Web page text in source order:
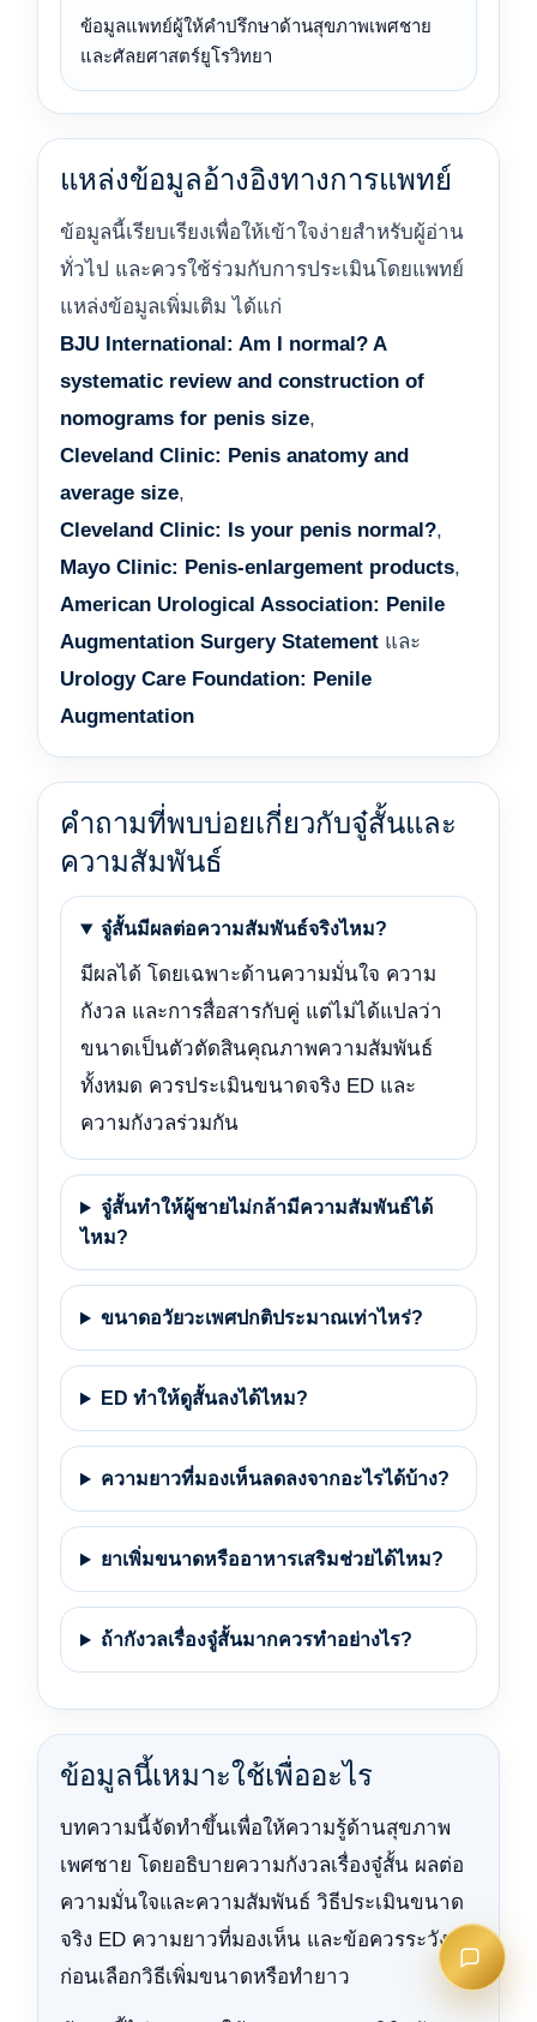
ข้อมูลแพทย์ผู้ให้คำปรึกษาด้านสุขภาพเพศชาย
และศัลยศาสตร์ยูโรวิทยา
แหล่งข้อมูลอ้างอิงทางการแพทย์
ข้อมูลนี้เรียบเรียงเพื่อให้เข้าใจง่ายสำหรับผู้อ่าน
ทั่วไป และควรใช้ร่วมกับการประเมินโดยแพทย์
แหล่งข้อมูลเพิ่มเติม ได้แก่
BJU International: Am I normal? A
systematic review and construction of
nomograms for penis size,
Cleveland Clinic: Penis anatomy and
average size,
Cleveland Clinic: Is your penis normal?,
Mayo Clinic: Penis-enlargement products,
American Urological Association: Penile
Augmentation Surgery Statement และ
Urology Care Foundation: Penile
Augmentation
คำถามที่พบบ่อยเกี่ยวกับจู๋สั้นและ
ความสัมพันธ์
จู๋สั้นมีผลต่อความสัมพันธ์จริงไหม?
มีผลได้ โดยเฉพาะด้านความมั่นใจ ความ
กังวล และการสื่อสารกับคู่ แต่ไม่ได้แปลว่า
ขนาดเป็นตัวตัดสินคุณภาพความสัมพันธ์
ทั้งหมด ควรประเมินขนาดจริง ED และ
ความกังวลร่วมกัน
จู๋สั้นทำให้ผู้ชายไม่กล้ามีความสัมพันธ์ได้
ไหม?
ขนาดอวัยวะเพศปกติประมาณเท่าไหร่?
ED ทำให้ดูสั้นลงได้ไหม?
ความยาวที่มองเห็นลดลงจากอะไรได้บ้าง?
ยาเพิ่มขนาดหรืออาหารเสริมช่วยได้ไหม?
ถ้ากังวลเรื่องจู๋สั้นมากควรทำอย่างไร?
ข้อมูลนี้เหมาะใช้เพื่ออะไร
บทความนี้จัดทำขึ้นเพื่อให้ความรู้ด้านสุขภาพ
เพศชาย โดยอธิบายความกังวลเรื่องจู๋สั้น ผลต่อ
ความมั่นใจและความสัมพันธ์ วิธีประเมินขนาด
จริง ED ความยาวที่มองเห็น และข้อควรระวัง
ก่อนเลือกวิธีเพิ่มขนาดหรือทำยาว